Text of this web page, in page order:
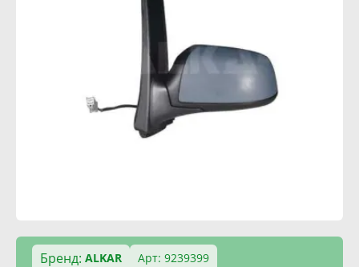
Бренд: ALKAR
Арт: 9239399